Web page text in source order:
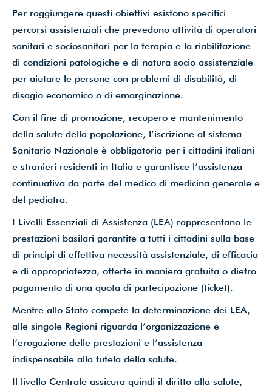
Per raggiungere questi obiettivi esistono specifici
percorsi assistenziali che prevedono attività di operatori
sanitari e sociosanitari per la terapia e la riabilitazione
di condizioni patologiche e di natura socio assistenziale
per aiutare le persone con problemi di disabilità, di
disagio economico o di emarginazione.
Con il fine di promozione, recupero e mantenimento
della salute della popolazione, l’iscrizione al sistema
Sanitario Nazionale è obbligatoria per i cittadini italiani
e stranieri residenti in Italia e garantisce l’assistenza
continuativa da parte del medico di medicina generale e
del pediatra.
I Livelli Essenziali di Assistenza (LEA) rappresentano le
prestazioni basilari garantite a tutti i cittadini sulla base
di principi di effettiva necessità assistenziale, di efficacia
e di appropriatezza, offerte in maniera gratuita o dietro
pagamento di una quota di partecipazione (ticket).
Mentre allo Stato compete la determinazione dei LEA,
alle singole Regioni riguarda l’organizzazione e
l’erogazione delle prestazioni e l’assistenza
indispensabile alla tutela della salute.
Il livello Centrale assicura quindi il diritto alla salute,